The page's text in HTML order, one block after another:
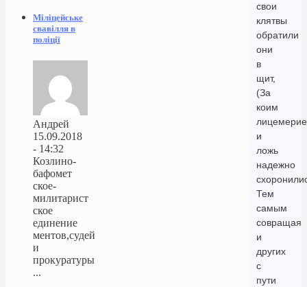
свои
клятвы
обратили
они
в
щит,
(За
коим
лицемерие
и
ложь
надежно
Тем
самым
совращая
и
других
с
пути
Міліцейське
свавілля в
поліції
Андрей
15.09.2018
- 14:32
Козлино-
бафомет
ское-
милитарист
ское
единение
ментов,судей
и
прокуратуры
...